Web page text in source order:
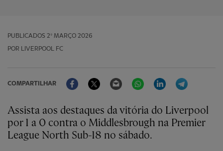
PUBLICADOS 2º MARÇO 2026
POR LIVERPOOL FC
COMPARTILHAR
FacebookTwitter Email WhatsAppLinkedIn
Assista aos destaques da vitória do Liverpool
por 1 a 0 contra o Middlesbrough na Premier
League North Sub-18 no sábado.